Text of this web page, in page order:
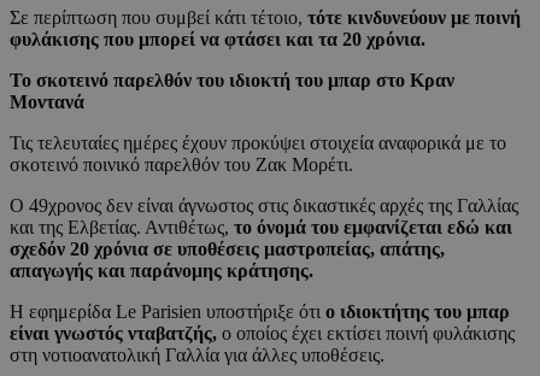
Σε περίπτωση που συμβεί κάτι τέτοιο, τότε κινδυνεύουν με ποινή
φυλάκισης που μπορεί να φτάσει και τα 20 χρόνια.
Το σκοτεινό παρελθόν του ιδιοκτή του μπαρ στο Κραν
Μοντανά
Τις τελευταίες ημέρες έχουν προκύψει στοιχεία αναφορικά με το
σκοτεινό ποινικό παρελθόν του Ζακ Μορέτι.
Ο 49χρονος δεν είναι άγνωστος στις δικαστικές αρχές της Γαλλίας
και της Ελβετίας. Αντιθέτως, το όνομά του εμφανίζεται εδώ και
σχεδόν 20 χρόνια σε υποθέσεις μαστροπείας, απάτης,
απαγωγής και παράνομης κράτησης.
Η εφημερίδα Le Parisien υποστήριξε ότι ο ιδιοκτήτης του μπαρ
είναι γνωστός νταβατζής, ο οποίος έχει εκτίσει ποινή φυλάκισης
στη νοτιοανατολική Γαλλία για άλλες υποθέσεις.